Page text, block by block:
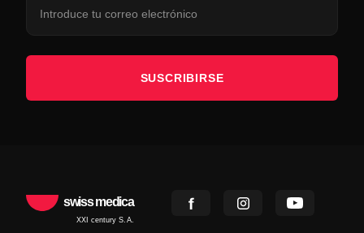
SUSCRIBIRSE
swiss medica
XXI century S.A.